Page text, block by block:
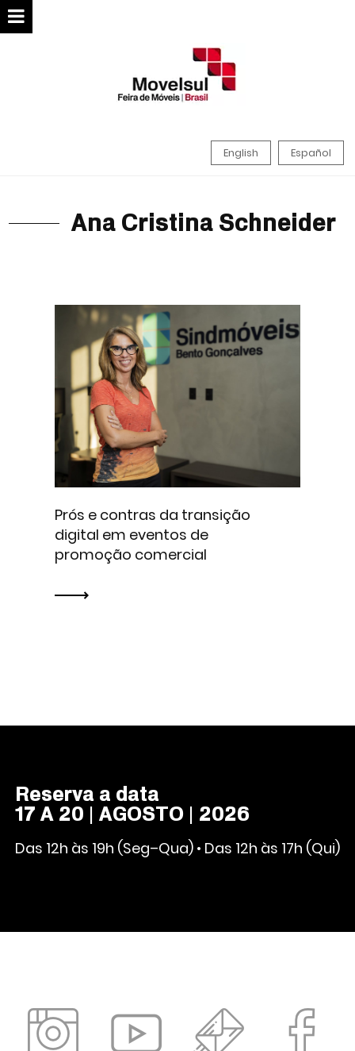
English Español
Ana Cristina Schneider
Prós e contras da transição
digital em eventos de
promoção comercial
Reserva a data
17 A 20 | AGOSTO | 2026
Das 12h às 19h (Seg–Qua) • Das 12h às 17h (Qui)